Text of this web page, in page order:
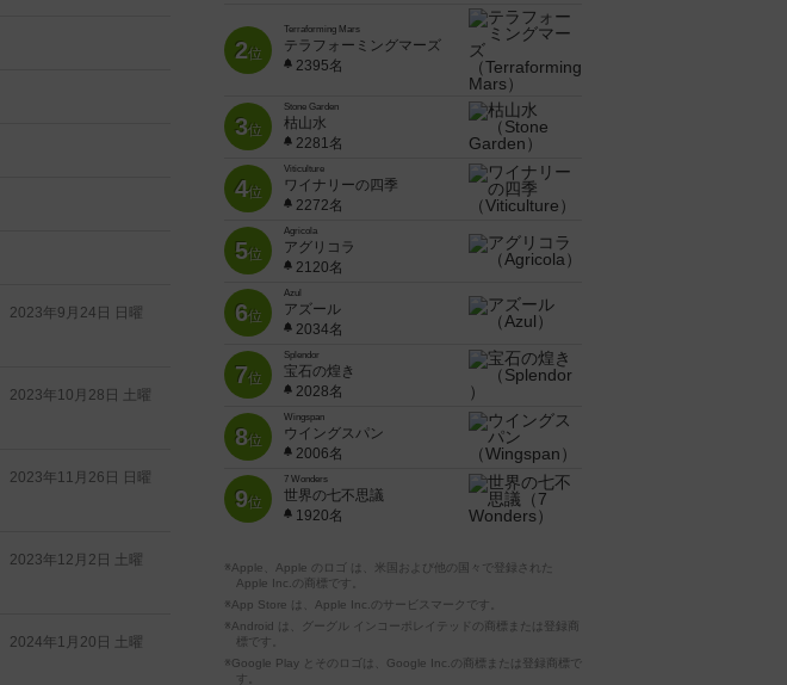
2023年9月24日 日曜
2023年10月28日 土曜
2023年11月26日 日曜
2023年12月2日 土曜
2024年1月20日 土曜
2位
Terraforming Mars
テラフォーミングマーズ
2395名
3位
Stone Garden
枯山水
2281名
4位
Viticulture
ワイナリーの四季
2272名
5位
Agricola
アグリコラ
2120名
6位
Azul
アズール
2034名
7位
Splendor
宝石の煌き
2028名
8位
Wingspan
ウイングスパン
2006名
9位
7 Wonders
世界の七不思議
1920名
※Apple、Apple のロゴ は、米国および他の国々で登録された
Apple Inc.の商標です。
※App Store は、Apple Inc.のサービスマークです。
※Android は、グーグル インコーポレイテッドの商標または登録商
標です。
※Google Play とそのロゴは、Google Inc.の商標または登録商標で
す。